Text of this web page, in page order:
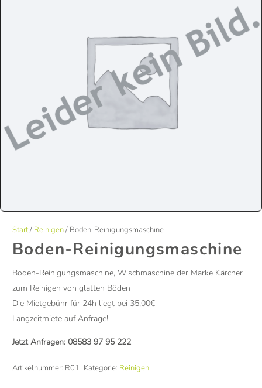
Start/ Reinigen/ Boden-Reinigungsmaschine
Boden-Reinigungsmaschine
Boden-Reinigungsmaschine, Wischmaschine der Marke Kärcher
zum Reinigen von glatten Böden
Die Mietgebühr für 24h liegt bei 35,00€
Langzeitmiete auf Anfrage!
Jetzt Anfragen: 08583 97 95 222
Artikelnummer: R01 Kategorie: Reinigen